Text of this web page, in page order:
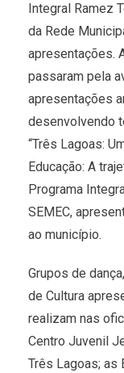
Integral Ramez
da Rede
apresentações.
passaram pela
apresentações
desenvolvendo
“Três Lagoas:
Educação: A
Programa
SEMEC,
ao município.
Grupos de
de Cultura
realizam nas
Centro Juvenil
Três Lagoas; as